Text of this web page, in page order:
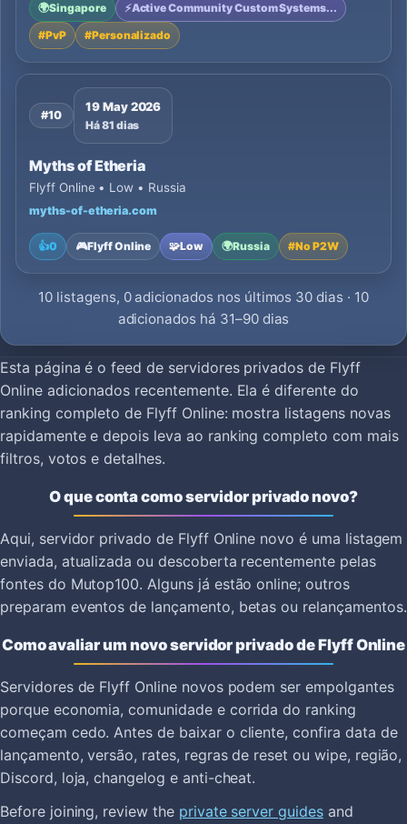
🌍Singapore ⚡Active Community Custom Systems...
#PvP #Personalizado
#10
19 May 2026
Há 81 dias
Myths of Etheria
Flyff Online • Low • Russia
myths-of-etheria.com
👍0 🎮Flyff Online 🧩Low 🌍Russia #No P2W
10 listagens, 0 adicionados nos últimos 30 dias · 10
adicionados há 31–90 dias
Esta página é o feed de servidores privados de Flyff
Online adicionados recentemente. Ela é diferente do
ranking completo de Flyff Online: mostra listagens novas
rapidamente e depois leva ao ranking completo com mais
filtros, votos e detalhes.
O que conta como servidor privado novo?
Aqui, servidor privado de Flyff Online novo é uma listagem
enviada, atualizada ou descoberta recentemente pelas
fontes do Mutop100. Alguns já estão online; outros
preparam eventos de lançamento, betas ou relançamentos.
Como avaliar um novo servidor privado de Flyff Online
Servidores de Flyff Online novos podem ser empolgantes
porque economia, comunidade e corrida do ranking
começam cedo. Antes de baixar o cliente, confira data de
lançamento, versão, rates, regras de reset ou wipe, região,
Discord, loja, changelog e anti-cheat.
Before joining, review the private server guidesand